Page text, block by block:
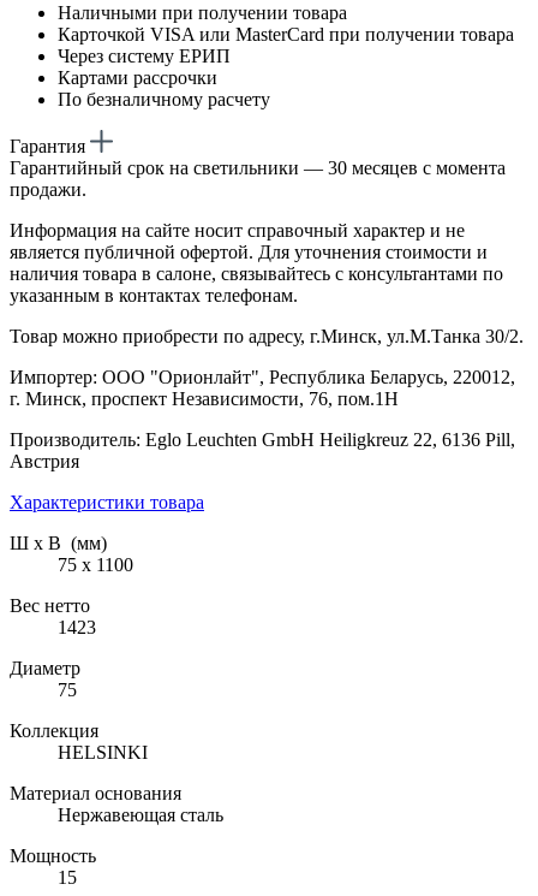
Наличными при получении товара
Карточкой VISA или MasterCard при получении товара
Через систему ЕРИП
Картами рассрочки
По безналичному расчету
Гарантия
Гарантийный срок на светильники — 30 месяцев с момента
продажи.
Информация на сайте носит справочный характер и не
является публичной офертой. Для уточнения стоимости и
наличия товара в салоне, связывайтесь с консультантами по
указанным в контактах телефонам.
Товар можно приобрести по адресу, г.Минск, ул.М.Танка 30/2.
Импортер: ООО "Орионлайт", Республика Беларусь, 220012,
г. Минск, проспект Независимости, 76, пом.1Н
Производитель: Eglo Leuchten GmbH Heiligkreuz 22, 6136 Pill,
Австрия
Характеристики товара
Ш х В (мм)
75 х 1100
Вес нетто
1423
Диаметр
75
Коллекция
HELSINKI
Материал основания
Нержавеющая сталь
Мощность
15